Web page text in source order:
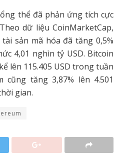
thể đã phản ứng tích cực
dữ liệu CoinMarketCap,
sản mã hóa đã tăng 0,5%
4,01 nghìn tỷ USD. Bitcoin
lên 115.405 USD trong tuần
tăng 3,87% lên 4.501
gian.